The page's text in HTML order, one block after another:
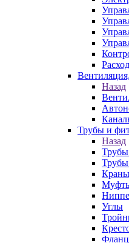
Назад
Трубы и
Назад
Трубы
Углы